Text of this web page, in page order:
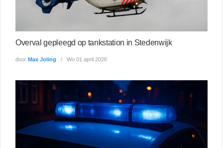
Overval gepleegd op tankstation in Stedenwijk
door Max Joling Wo 01 april 2026